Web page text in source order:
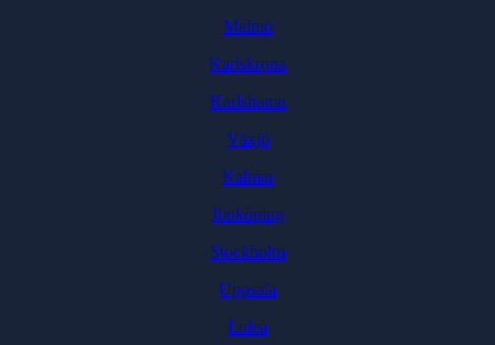
Malmö
Karlskrona
Karlshamn
Växjö
Kalmar
Jönköping
Stockholm
Uppsala
Luleå